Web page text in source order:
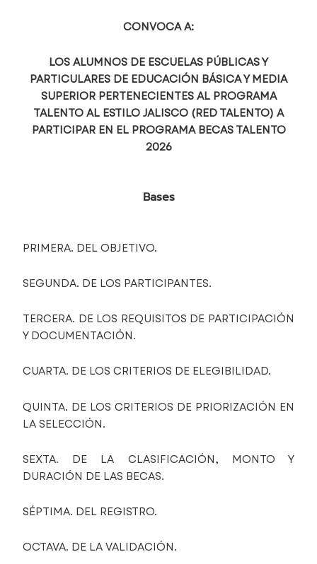
CONVOCA A:
LOS ALUMNOS DE ESCUELAS PÚBLICAS Y
PARTICULARES DE EDUCACIÓN BÁSICA Y MEDIA
SUPERIOR PERTENECIENTES AL PROGRAMA
TALENTO AL ESTILO JALISCO (RED TALENTO) A
PARTICIPAR EN EL PROGRAMA BECAS TALENTO
2026
Bases
PRIMERA. DEL OBJETIVO.
SEGUNDA. DE LOS PARTICIPANTES.
TERCERA. DE LOS REQUISITOS DE PARTICIPACIÓN
Y DOCUMENTACIÓN.
CUARTA. DE LOS CRITERIOS DE ELEGIBILIDAD.
QUINTA. DE LOS CRITERIOS DE PRIORIZACIÓN EN
LA SELECCIÓN.
SEXTA. DE LA CLASIFICACIÓN, MONTO Y
DURACIÓN DE LAS BECAS.
SÉPTIMA. DEL REGISTRO.
OCTAVA. DE LA VALIDACIÓN.